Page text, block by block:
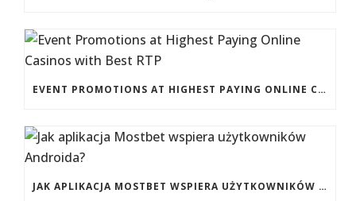
EVENT PROMOTIONS AT HIGHEST PAYING ONLINE CASINOS WITH BEST RTP
JAK APLIKACJA MOSTBET WSPIERA UŻYTKOWNIKÓW ANDROIDA?